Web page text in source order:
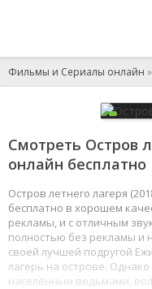
Фильмы и Сериалы онлайн »
Смотреть Остров
онлайн бесплатно
Остров летнего лагеря
бесплатно в хорошем
рекламы, и с отличным
полностью без рекламы и
своей лучшей подругой
лагерь на острове.
населённым ведьмами,